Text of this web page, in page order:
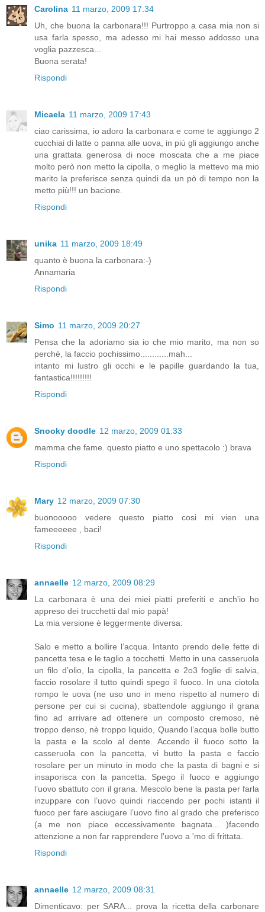
Carolina 11 marzo, 2009 17:34
Uh, che buona la carbonara!!! Purtroppo a casa mia non si
usa farla spesso, ma adesso mi hai messo addosso una
voglia pazzesca...
Buona serata!
Rispondi
Micaela 11 marzo, 2009 17:43
ciao carissima, io adoro la carbonara e come te aggiungo 2
cucchiai di latte o panna alle uova, in più gli aggiungo anche
una grattata generosa di noce moscata che a me piace
molto però non metto la cipolla, o meglio la mettevo ma mio
marito la preferisce senza quindi da un pò di tempo non la
metto più!!! un bacione.
Rispondi
unika 11 marzo, 2009 18:49
quanto è buona la carbonara:-)
Annamaria
Rispondi
Simo 11 marzo, 2009 20:27
Pensa che la adoriamo sia io che mio marito, ma non so
perchè, la faccio pochissimo............mah...
intanto mi lustro gli occhi e le papille guardando la tua,
fantastica!!!!!!!!!
Rispondi
Snooky doodle 12 marzo, 2009 01:33
mamma che fame. questo piatto e uno spettacolo :) brava
Rispondi
Mary 12 marzo, 2009 07:30
buonooooo vedere questo piatto cosi mi vien una
fameeeeee , baci!
Rispondi
annaelle 12 marzo, 2009 08:29
La carbonara è una dei miei piatti preferiti e anch'io ho
appreso dei trucchetti dal mio papà!
La mia versione è leggermente diversa:
Salo e metto a bollire l’acqua. Intanto prendo delle fette di
pancetta tesa e le taglio a tocchetti. Metto in una casseruola
un filo d’olio, la cipolla, la pancetta e 2o3 foglie di salvia,
faccio rosolare il tutto quindi spego il fuoco. In una ciotola
rompo le uova (ne uso uno in meno rispetto al numero di
persone per cui si cucina), sbattendole aggiungo il grana
fino ad arrivare ad ottenere un composto cremoso, nè
troppo denso, nè troppo liquido, Quando l’acqua bolle butto
la pasta e la scolo al dente. Accendo il fuoco sotto la
casseruola con la pancetta, vi butto la pasta e faccio
rosolare per un minuto in modo che la pasta di bagni e si
insaporisca con la pancetta. Spego il fuoco e aggiungo
l’uovo sbattuto con il grana. Mescolo bene la pasta per farla
inzuppare con l’uovo quindi riaccendo per pochi istanti il
fuoco per fare asciugare l’uovo fino al grado che preferisco
(a me non piace eccessivamente bagnata... )facendo
attenzione a non far rapprendere l'uovo a 'mo di frittata.
Rispondi
annaelle 12 marzo, 2009 08:31
Dimenticavo: per SARA... prova la ricetta della carbonare